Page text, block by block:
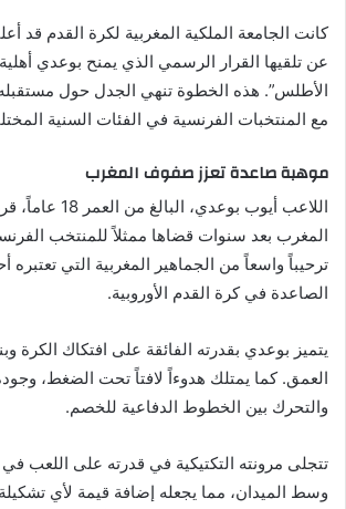
كانت الجامعة الملكية المغربية لكرة القدم قد
عن تلقيها القرار الرسمي الذي يمنح بوعدي
الأطلس”. هذه الخطوة تنهي الجدل حول
مع المنتخبات الفرنسية في الفئات السنية
موهبة صاعدة تعزز صفوف المغرب
اللاعب أيوب
المغرب بعد سنوات قضاها ممثلاً للمنتخب
ترحيباً واسعاً من الجماهير المغربية التي تعتبره
الصاعدة في كرة القدم الأوروبية.
يتميز بوعدي بقدرته الفائقة على افتكاك الكرة
العمق. كما يمتلك هدوءاً لافتاً تحت الضغط،
والتحرك بين الخطوط الدفاعية للخصم.
تتجلى مرونته التكتيكية في قدرته على اللعب
وسط الميدان، مما يجعله إضافة قيمة لأي